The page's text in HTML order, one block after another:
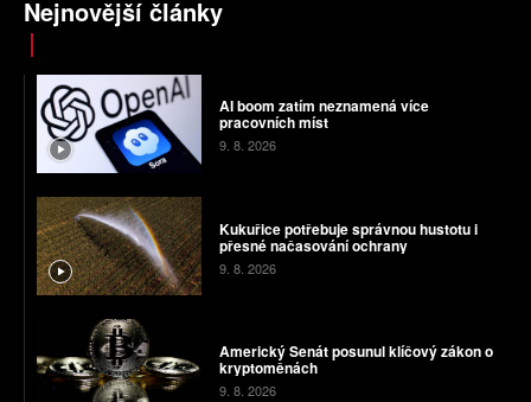
Nejnovější články
AI boom zatím neznamená více
pracovních míst
9. 8. 2026
Kukuřice potřebuje správnou hustotu i
přesné načasování ochrany
9. 8. 2026
Americký Senát posunul klíčový zákon o
kryptoměnách
9. 8. 2026